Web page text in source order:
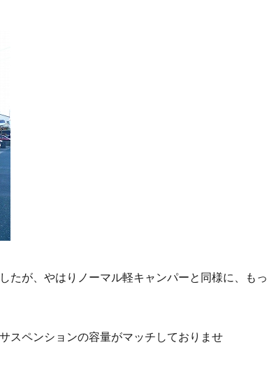
たが、やはりノーマル軽キャンパーと同様に、もっ
スペンションの容量がマッチしておりませ